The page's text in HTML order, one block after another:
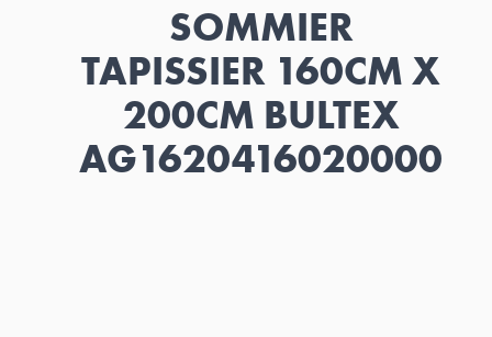
SOMMIER
TAPISSIER 160CM X
200CM BULTEX
AG1620416020000